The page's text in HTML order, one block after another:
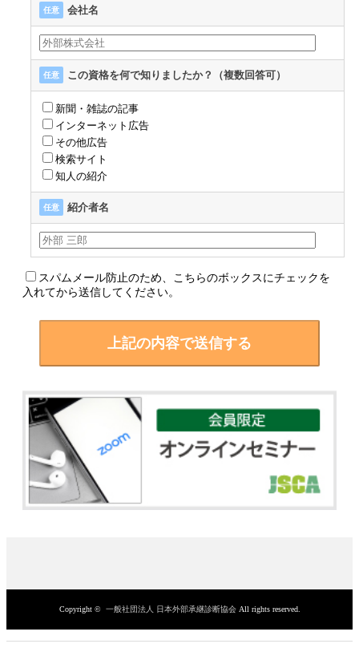
任意 会社名
任意 この資格を何で知りましたか？（複数回答可）
新聞・雑誌の記事
インターネット広告
その他広告
検索サイト
知人の紹介
任意 紹介者名
スパムメール防止のため、こちらのボックスにチェックを
入れてから送信してください。
Copyright © 一般社団法人 日本外部承継診断協会All rights reserved.